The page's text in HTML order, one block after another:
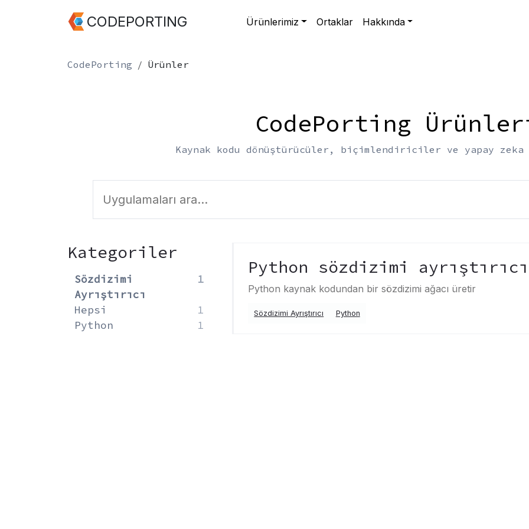
CODEPORTING Ürünlerimiz Ortaklar Hakkında
CodePorting Ürünler
CodePorting
Kaynak kodu dönüştürücüler, biçimlendiriciler ve yapay
Kategoriler
Sözdizimi
Ayrıştırıcı
1
Hepsi
1
Python
1
Python sözdizimi
Python kaynak kodundan bir sözdizimi ağacı üretir
Sözdizimi Ayrıştırıcı Python